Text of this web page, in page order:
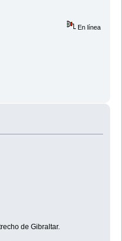
En línea
de Gibraltar.